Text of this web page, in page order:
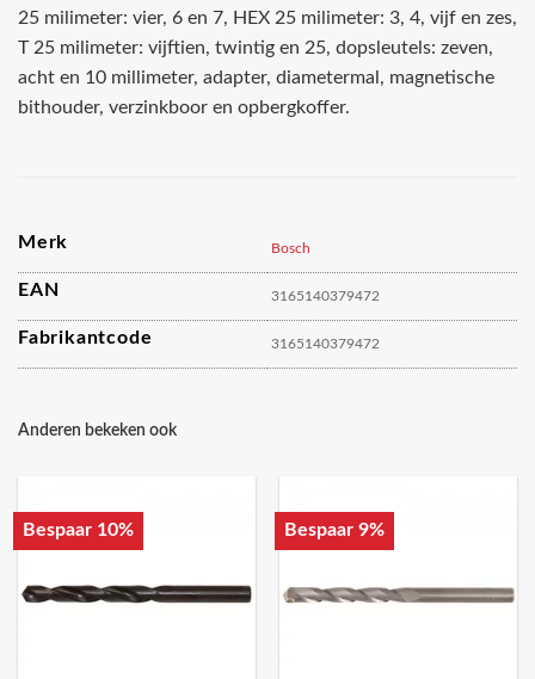
25 milimeter: vier, 6 en 7, HEX 25 milimeter: 3, 4, vijf en zes,
T 25 milimeter: vijftien, twintig en 25, dopsleutels: zeven,
acht en 10 millimeter, adapter, diametermal, magnetische
bithouder, verzinkboor en opbergkoffer.
Merk Bosch
EAN 3165140379472
Fabrikantcode 3165140379472
Anderen bekeken ook
Bespaar 10% Bespaar 9%